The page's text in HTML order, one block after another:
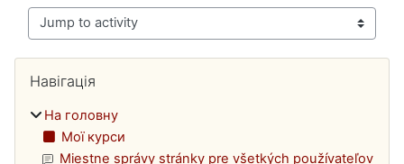
Jump to activity
Блоки
Навігація
На головну
Мої курси
Miestne správy stránky pre všetkých používateľov